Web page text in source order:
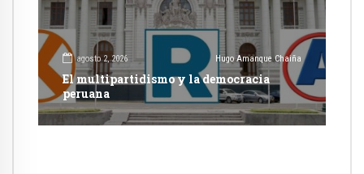
agosto 2, 2026 Hugo Amanque Chaiña
El multipartidismo y la democracia
peruana